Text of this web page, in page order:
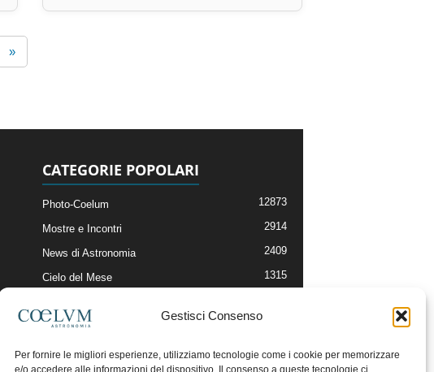
Gestisci Consenso
Per fornire le migliori esperienze, utilizziamo tecnologie come i cookie per memorizzare
e/o accedere alle informazioni del dispositivo. Il consenso a queste tecnologie ci
»
CATEGORIE POPOLARI
Photo-Coelum 12873
Mostre e Incontri 2914
News di Astronomia 2409
Cielo del Mese 1315
Articoli e Risorse On-Line
Il Blog della Redazione